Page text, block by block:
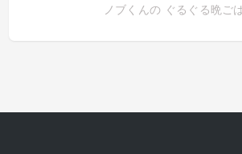
ノブくんの ぐるぐる晩ご